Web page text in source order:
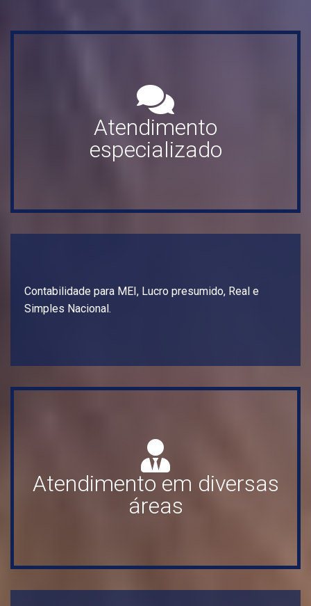
Atendimento
especializado
Contabilidade para MEI, Lucro presumido, Real e
Simples Nacional.
Atendimento em diversas
áreas